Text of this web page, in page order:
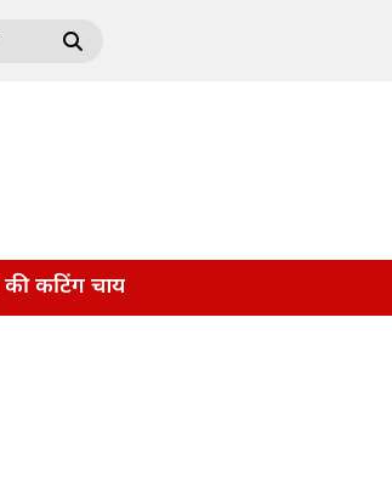
की कटिंग चाय